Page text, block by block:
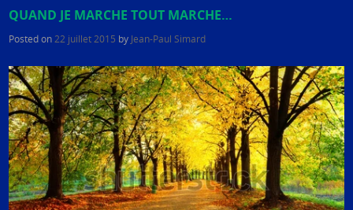
QUAND JE MARCHE TOUT MARCHE…
Posted on 22 juillet 2015 by Jean-Paul Simard